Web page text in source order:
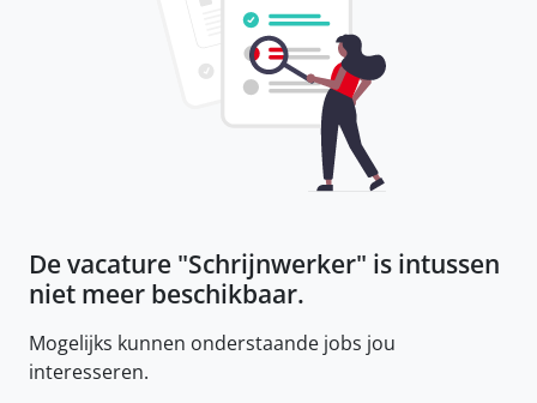
De vacature "Schrijnwerker" is intussen
niet meer beschikbaar.
Mogelijks kunnen onderstaande jobs jou
interesseren.